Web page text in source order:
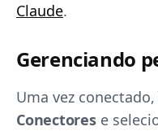
Claude.
Gerenciando
Uma vez
Conectorese